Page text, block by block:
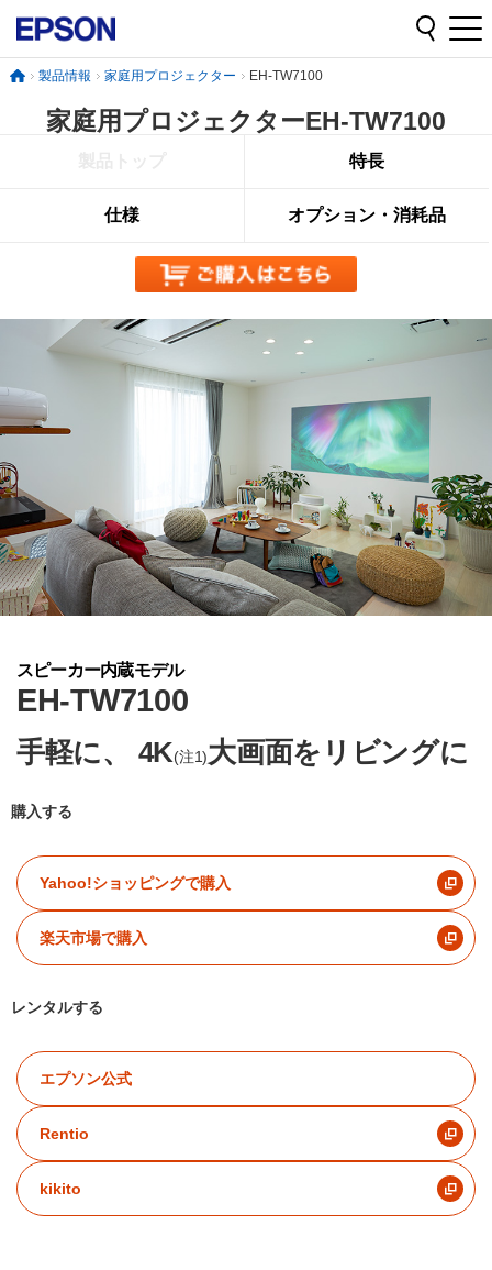
製品情報 家庭用プロジェクター EH-TW7100
家庭用プロジェクターEH-TW7100
特長
仕様 オプション・消耗品
スピーカー内蔵モデル
EH-TW7100
手軽に、 4K(注1)大画面をリビングに
購入する
Yahoo!ショッピングで購入
楽天市場で購入
レンタルする
エプソン公式
Rentio
kikito